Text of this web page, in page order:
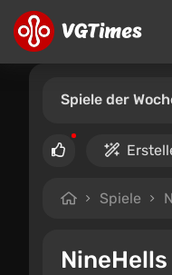
Spiele der
Spiele
NineHells